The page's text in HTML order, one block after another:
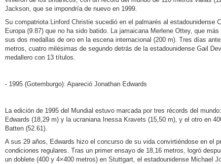
Jackson, que se impondría de nuevo en 1999.
Su compatriota Linford Christie sucedió en el palmarés al estadounidense
Europa (9.87) que no ha sido batido. La jamaicana Merlene Ottey, que
sus dos medallas de oro en la escena internacional (200 m). Tres días
metros, cuatro milésimas de segundo detrás de la estadounidense Gail
medallero con 13 títulos.
- 1995 (Gotemburgo): Apareció Jonathan Edwards
La edición de 1995 del Mundial estuvo marcada por tres récords del
Edwards (18,29 m) y la ucraniana Inessa Kravets (15,50 m), y el otro en
Batten (52.61).
A sus 29 años, Edwards hizo el concurso de su vida convirtiéndose en el
condiciones regulares. Tras un primer ensayo de 18,16 metros, logró
un doblete (400 y 4×400 metros) en Stuttgart, el estadounidense Michael